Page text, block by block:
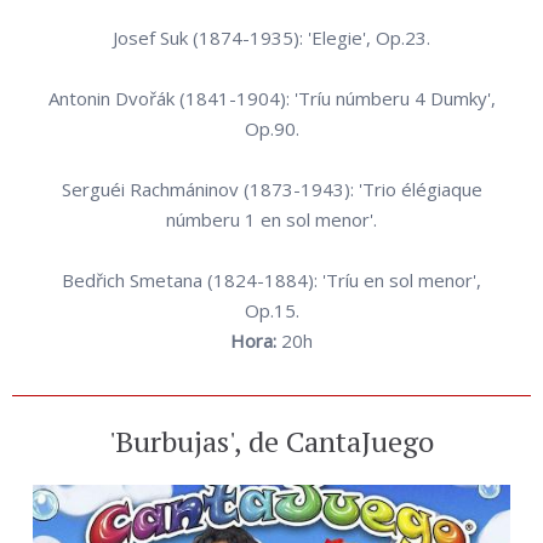
Josef Suk (1874-1935): 'Elegie', Op.23.
Antonin Dvořák (1841-1904): 'Tríu númberu 4 Dumky',
Op.90.
Serguéi Rachmáninov (1873-1943): 'Trio élégiaque
númberu 1 en sol menor'.
Bedřich Smetana (1824-1884): 'Tríu en sol menor',
Op.15.
Hora: 20h
'Burbujas', de CantaJuego